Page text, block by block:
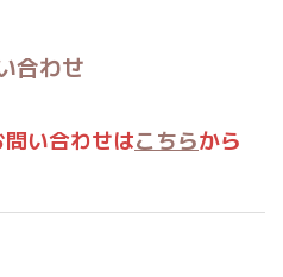
合わせ
い合わせはこちらから